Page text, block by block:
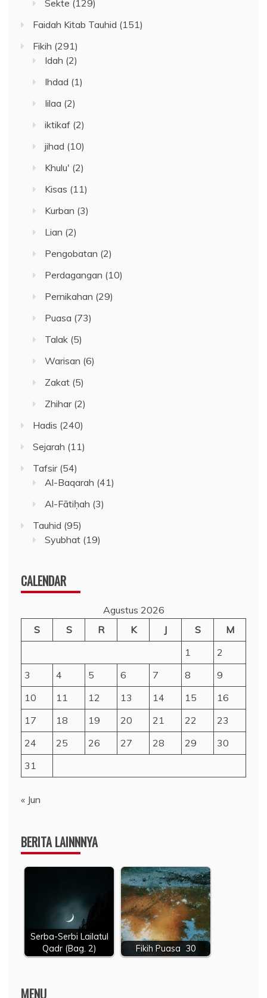
Sekte (129)
Faidah Kitab Tauhid (151)
Fikih (291)
Idah (2)
Ihdad (1)
Iilaa (2)
iktikaf (2)
jihad (10)
Khulu' (2)
Kisas (11)
Kurban (3)
Lian (2)
Pengobatan (2)
Perdagangan (10)
Pernikahan (29)
Puasa (73)
Talak (5)
Warisan (6)
Zakat (5)
Zhihar(2)
Hadis (240)
Sejarah (11)
Tafsir(54)
Al-Baqarah (41)
Al-Fātiḥah (3)
Tauhid (95)
Syubhat (19)
CALENDAR
Agustus 2026
S
S R K J S
M
1
2
3
4 5 6 7 8
9
10
11 12 13 14 15
16
17
18 19 20 21 22
23
24
25 26 27 28 29
30
31
« Jun
BERITA LAINNNYA
Serba-Serbi Lailatul
Qadr (Bag. 2)
Fikih Puasa 30
MENU